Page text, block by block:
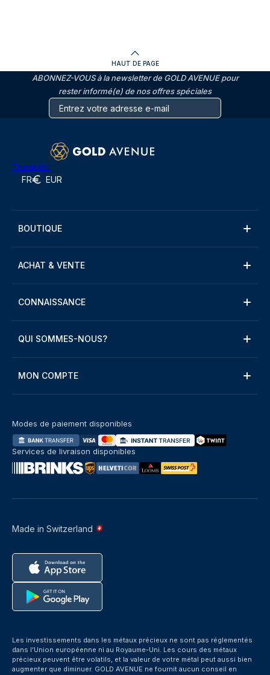
HAUT DE PAGE
ABONNEZ-VOUS à la newsletter de GOLD AVENUE pour
rester informé(e) de nos offres spéciales
Trustpilot
FR EUR
BOUTIQUE
ACHAT & VENTE
CONNAISSANCE
QUI SOMMES-NOUS?
MON COMPTE
Made in Switzerland
Modes de paiement disponibles
Services de livraison disponibles
Les investissements dans les métaux précieux ne sont pas réglementés
dans l’Union européenne ni au Royaume-Uni. Les cours des métaux
précieux peuvent être volatils, et la valeur de votre métal peut aussi bien
augmenter que diminuer. GOLD AVENUE ne fournit aucun conseil en